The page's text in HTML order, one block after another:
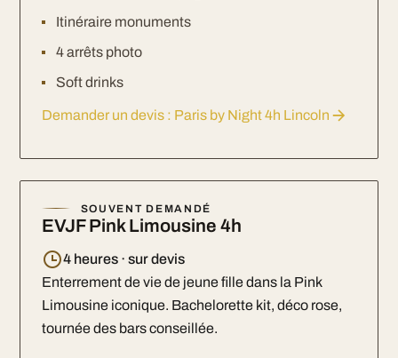
Itinéraire monuments
4 arrêts photo
Soft drinks
Demander un devis : Paris by Night 4h Lincoln
SOUVENT DEMANDÉ
EVJF Pink Limousine 4h
4 heures · sur devis
Enterrement de vie de jeune fille dans la Pink
Limousine iconique. Bachelorette kit, déco rose,
tournée des bars conseillée.